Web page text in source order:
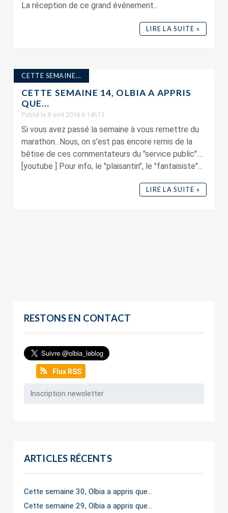
La réception de ce grand événement...
LIRE LA SUITE »
CETTE SEMAINE...
CETTE SEMAINE 14, OLBIA A APPRIS
QUE…
Publié le 8 avril 2016 à 14h13
Si vous avez passé la semaine à vous remettre du
marathon...Nous, on s'est pas encore remis de la
bêtise de ces commentateurs du "service public"....
[youtube ] Pour info, le "plaisantin", le "fantaisiste"...
LIRE LA SUITE »
RESTONS EN CONTACT
Flux RSS
ARTICLES RÉCENTS
Cette semaine 30, Olbia a appris que…
Cette semaine 29, Olbia a appris que…